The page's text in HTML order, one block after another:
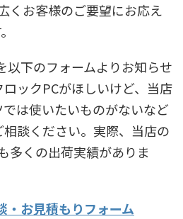
くお客様のご要望にお応え
以下のフォームよりお知らせ
ックPCがほしいけど、当店
は使いたいものがないなど
談ください。実際、当店の
多くの出荷実績がありま
・お見積もりフォーム